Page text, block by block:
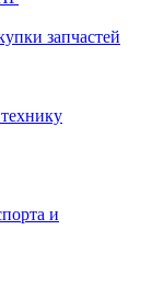
запчастей
и